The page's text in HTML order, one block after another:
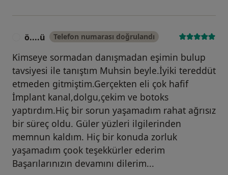
ö....ü Telefon numarası doğrulandı
Kimseye sormadan danışmadan eşimin bulup
tavsiyesi ile tanıştım Muhsin beyle.İyiki tereddüt
etmeden gitmiştim.Gerçekten eli çok hafif
İmplant kanal,dolgu,çekim ve botoks
yaptırdım.Hiç bir sorun yaşamadım rahat ağrısız
bir süreç oldu. Güler yüzleri ilgilerinden
memnun kaldım. Hiç bir konuda zorluk
yaşamadım çook teşekkürler ederim
Başarılarınızın devamını dilerim...